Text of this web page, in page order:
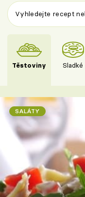
Těstoviny Sladké
SALÁTY